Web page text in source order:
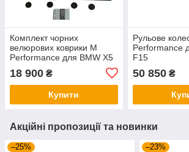
Комплект чорних
велюрових коврики M
Performance для BMW X5
51472457268
18 900 ₴
Купити
Рульове
Performance
F15
50 850₴
Акційні пропозиції та новинки
–25% –23%